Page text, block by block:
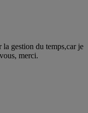
gestion du temps,car je
merci.